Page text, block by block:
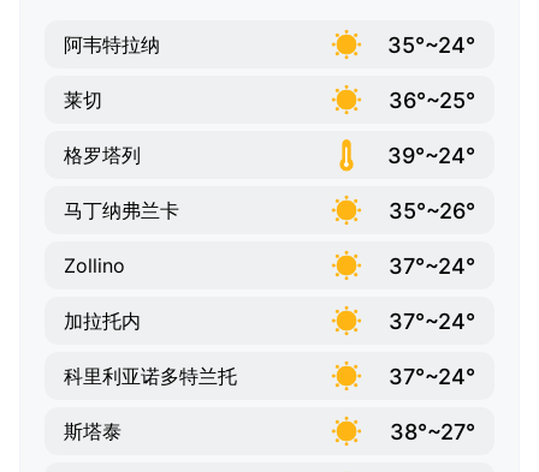
阿韦特拉纳 35°~24°
莱切 36°~25°
格罗塔列 39°~24°
马丁纳弗兰卡 35°~26°
Zollino 37°~24°
加拉托内 37°~24°
科里利亚诺多特兰托 37°~24°
斯塔泰 38°~27°